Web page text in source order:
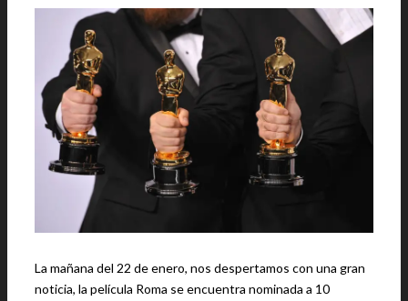
La mañana del 22 de enero, nos despertamos con una gran
noticia, la película Roma se encuentra nominada a 10